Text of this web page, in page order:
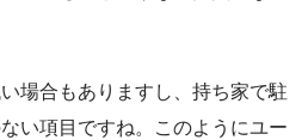
場合もありますし、持ち家で駐
い項目ですね。このようにユー